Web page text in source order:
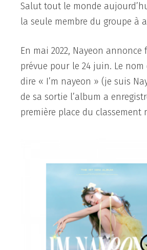
Salut tout le monde
la seule membre du groupe à
En mai 2022, Nayeon
prévue pour le 24 juin. Le
dire « I’m nayeon » (je suis
de sa sortie l’album a
première place du classement